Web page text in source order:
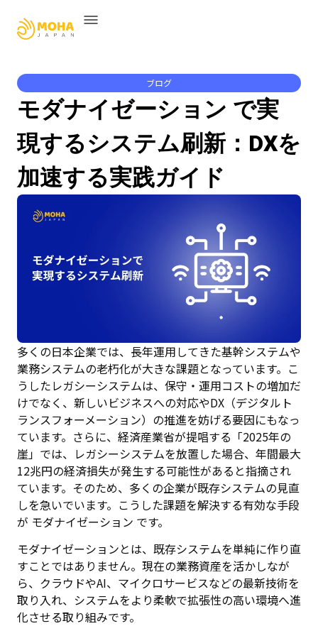
ブログ
モダナイゼーション で実
現するシステム刷新：DXを
加速する実践ガイド
多くの日本企業では、長年運用してきた基幹システムや
業務システムの老朽化が大きな課題となっています。こ
うしたレガシーシステムは、保守・運用コストの増加だ
けでなく、新しいビジネスへの対応やDX（デジタルト
ランスフォーメーション）の推進を妨げる要因にもなっ
ています。さらに、経済産業省が提唱する「2025年の
崖」では、レガシーシステムを放置した場合、年間最大
12兆円の経済損失が発生する可能性があると指摘され
ています。そのため、多くの企業が既存システムの見直
しを急いでいます。こうした課題を解決する有効な手段
が モダナイゼーション です。
モダナイゼーションとは、既存システムを単純に作り直
すことではありません。現在の業務資産を活かしなが
ら、クラウドやAI、マイクロサービスなどの最新技術を
取り入れ、システムをより柔軟で拡張性の高い環境へ進
化させる取り組みです。